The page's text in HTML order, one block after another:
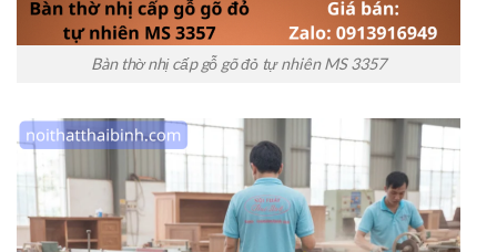
Bàn thờ nhị cấp gỗ gõ đỏ tự nhiên MS 3357